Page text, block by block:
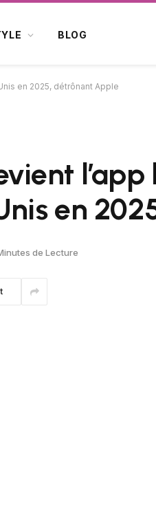
BLOG
en 2025, détrônant Apple
l’app
en
de Lecture